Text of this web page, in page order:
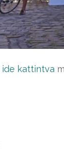
ide kattintva